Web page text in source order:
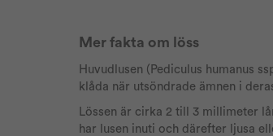
Mer fakta om löss
Huvudlusen (Pediculus humanus
klåda när utsöndrade ämnen i
Lössen är cirka 2 till 3 millimeter
har lusen inuti och därefter ljusa